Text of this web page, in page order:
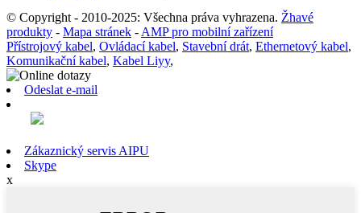
© Copyright - 2010-2025: Všechna práva vyhrazena. Žhavé
produkty - Mapa stránek -AMP pro mobilní zařízení
Přístrojový kabel, Ovládací kabel, Stavební drát, Ethernetový kabel,
Komunikační kabel, Kabel Liyy,
Odeslat e-mail
Zákaznický servis AIPU
Skype
x